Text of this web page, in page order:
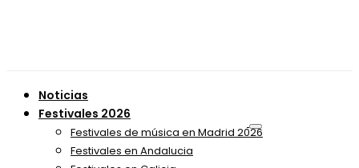
Noticias
Festivales 2026
Festivales de música en Madrid 2026
Festivales en Andalucia